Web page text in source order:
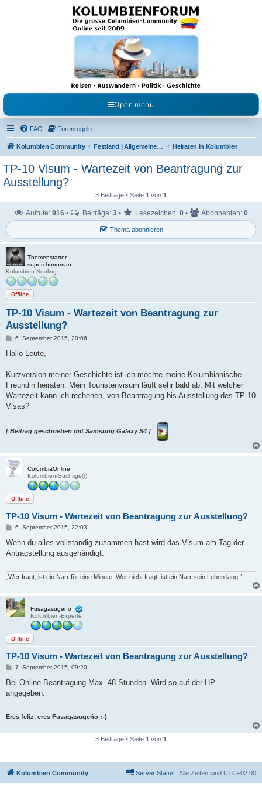
Kolumbienforum - Das
grosse Forum der
Freunde Kolumbiens
Reisen, Auswandern, Kultur, Politik, Geschichte und Visum in Kolumbien und Venezuela.
Austausch, Erfahrungen und Gemeinschaft im Kolumbienforum
Open menu
FAQ Forenregeln
Kolumbien Community Festland | Allgemeine Fragen Heiraten in Kolumbien
TP-10 Visum - Wartezeit von Beantragung zur
Ausstellung?
3 Beiträge • Seite 1 von 1
Thema abonnieren
Aufrufe: 916 • Beiträge: 3 • Lesezeichen: 0 • Abonnenten: 0
Themenstarter
superchurroman
Kolumbien-Neuling
Offline
TP-10 Visum - Wartezeit von Beantragung zur
Ausstellung?
B
i
a
6. September 2015, 20:06
Hallo Leute,
Kurzversion meiner Geschichte ist ich möchte meine Kolumbianische
Freundin heiraten. Mein Touristenvisum läuft sehr bald ab. Mit welcher
Wartezeit kann ich rechenen, von Beantragung bis Ausstellung des TP-10
Visas?
[ Beitrag geschrieben mit Samsung Galaxy S4 ]
ColombiaOnline
Kolumbien-Süchtige(r)
Offline
TP-10 Visum - Wartezeit von Beantragung zur Ausstellung?
B
i
r
6. September 2015, 22:03
Wenn du alles vollständig zusammen hast wird das Visum am Tag der
Antragstellung ausgehändigt.
„Wer fragt, ist ein Narr für eine Minute. Wer nicht fragt, ist ein Narr sein Leben lang.“
Fusagasugeno
Kolumbien-Experte
Offline
TP-10 Visum - Wartezeit von Beantragung zur Ausstellung?
B
i
r
7. September 2015, 09:20
Bei Online-Beantragung Max. 48 Stunden. Wird so auf der HP
angegeben.
Eres feliz, eres Fusagasugeño :-)
3 Beiträge • Seite 1 von 1
Kolumbien Community Alle Zeiten sind UTC+02:00
Server Status